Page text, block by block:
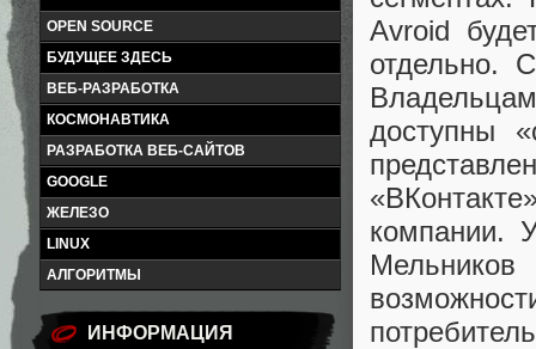
OPEN SOURCE
БУДУЩЕЕ ЗДЕСЬ
ВЕБ-РАЗРАБОТКА
КОСМОНАВТИКА
РАЗРАБОТКА ВЕБ-САЙТОВ
GOOGLE
ЖЕЛЕЗО
LINUX
АЛГОРИТМЫ
ИНФОРМАЦИЯ
Avroid
отдельно.
доступны
компании.